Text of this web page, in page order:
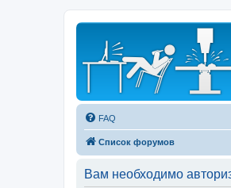
FAQ
Список форумов
Вам необходимо